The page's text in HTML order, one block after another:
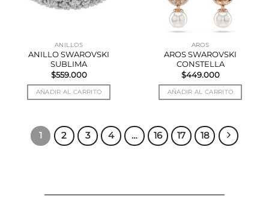
ANILLOS
ANILLO SWAROVSKI
SUBLIMA
$559.000
AÑADIR AL CARRITO
AROS
AROS SWAROVSKI
CONSTELLA
$449.000
AÑADIR AL CARRITO
1 2 3 4 … 16 17 18